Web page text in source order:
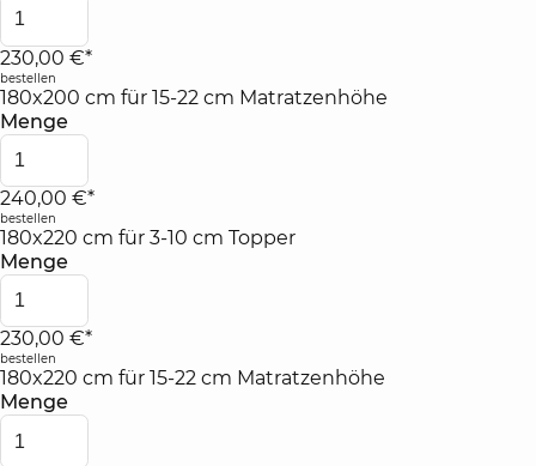
230,00 €*
bestellen
180x200 cm für 15-22 cm Matratzenhöhe
Menge
240,00 €*
bestellen
180x220 cm für 3-10 cm Topper
Menge
230,00 €*
bestellen
180x220 cm für 15-22 cm Matratzenhöhe
Menge